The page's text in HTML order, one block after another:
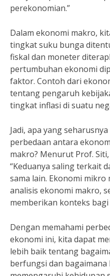
perekonomian.”
Dalam ekonomi makro,
tingkat suku bunga
fiskal dan moneter
pertumbuhan ekonomi
faktor. Contoh dari
tentang pengaruh
tingkat inflasi di suatu
Jadi, apa yang
perbedaan antara
makro? Menurut Prof.
“Keduanya saling terkait
sama lain. Ekonomi
analisis ekonomi makro,
memberikan konteks
Dengan memahami
ekonomi ini, kita dapat
lebih baik tentang
berfungsi dan